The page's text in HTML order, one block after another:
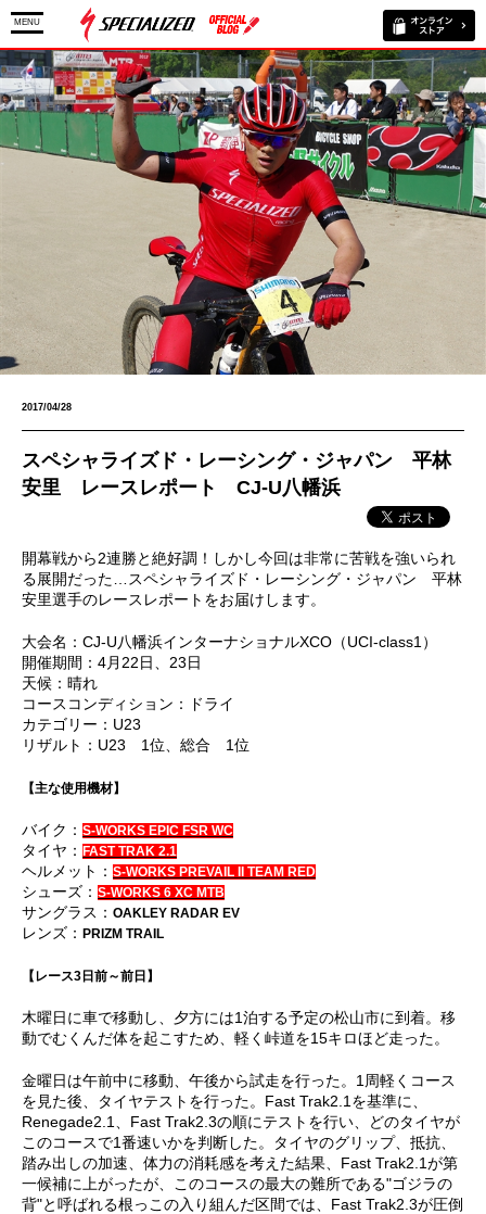
MENU
2017/04/28
スペシャライズド・レーシング・ジャパン 平林
安里 レースレポート CJ-U八幡浜
開幕戦から2連勝と絶好調！しかし今回は非常に苦戦を強いられ
る展開だった…スペシャライズド・レーシング・ジャパン 平林
安里選手のレースレポートをお届けします。
大会名：CJ-U八幡浜インターナショナルXCO（UCI-class1）
開催期間：4月22日、23日
天候：晴れ
コースコンディション：ドライ
カテゴリー：U23
リザルト：U23 1位、総合 1位
【主な使用機材】
バイク： S-WORKS EPIC FSR WC
タイヤ： FAST TRAK 2.1
ヘルメット： S-WORKS PREVAIL II TEAM RED
シューズ： S-WORKS 6 XC MTB
サングラス： OAKLEY RADAR EV
レンズ： PRIZM TRAIL
【レース3日前～前日】
木曜日に車で移動し、夕方には1泊する予定の松山市に到着。移
動でむくんだ体を起こすため、軽く峠道を15キロほど走った。
金曜日は午前中に移動、午後から試走を行った。1周軽くコース
を見た後、タイヤテストを行った。Fast Trak2.1を基準に、
Renegade2.1、Fast Trak2.3の順にテストを行い、どのタイヤが
このコースで1番速いかを判断した。タイヤのグリップ、抵抗、
踏み出しの加速、体力の消耗感を考えた結果、Fast Trak2.1が第
一候補に上がったが、このコースの最大の難所である"ゴジラの
背"と呼ばれる根っこの入り組んだ区間では、Fast Trak2.3が圧倒